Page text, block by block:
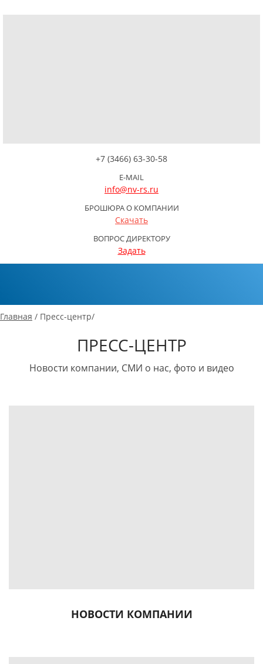
+7 (3466) 63-30-58
E-MAIL
info@nv-rs.ru
БРОШЮРА О КОМПАНИИ
Скачать
ВОПРОС ДИРЕКТОРУ
Задать
Главная / Пресс-центр/
ПРЕСС-ЦЕНТР
Новости компании, СМИ о нас, фото и видео
НОВОСТИ КОМПАНИИ